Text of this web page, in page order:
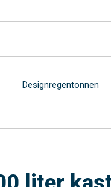
Designregentonnen